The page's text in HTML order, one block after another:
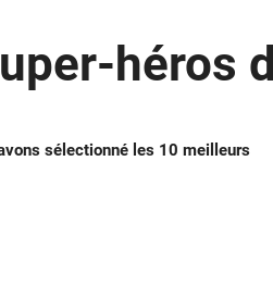
héros
sélectionné les 10 meilleurs